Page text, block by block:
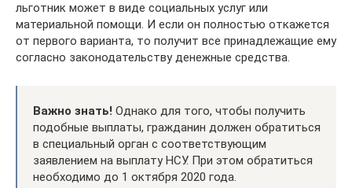
льготник может в виде социальных услуг или
материальной помощи. И если он полностью откажется
от первого варианта, то получит все принадлежащие ему
согласно законодательству денежные средства.
Важно знать! Однако для того, чтобы получить
подобные выплаты, гражданин должен обратиться
в специальный орган с соответствующим
заявлением на выплату НСУ. При этом обратиться
необходимо до 1 октября 2020 года.